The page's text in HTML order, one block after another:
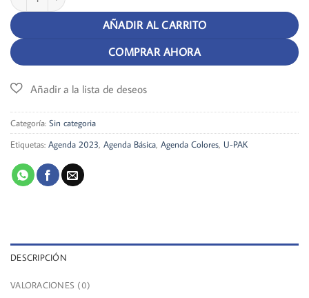
AÑADIR AL CARRITO
COMPRAR AHORA
Categoría: Sin categoria
Etiquetas: Agenda 2023, Agenda Básica, Agenda Colores, U-PAK
DESCRIPCIÓN
VALORACIONES (0)